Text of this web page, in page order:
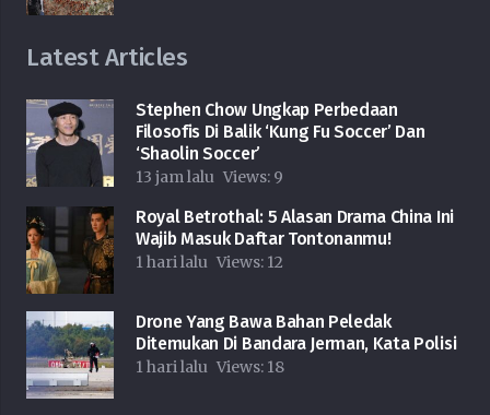
Latest Articles
Stephen Chow Ungkap Perbedaan
Filosofis Di Balik ‘Kung Fu Soccer’ Dan
‘Shaolin Soccer’
13 jam lalu Views: 9
Royal Betrothal: 5 Alasan Drama China Ini
Wajib Masuk Daftar Tontonanmu!
1 hari lalu Views: 12
Drone Yang Bawa Bahan Peledak
Ditemukan Di Bandara Jerman, Kata Polisi
1 hari lalu Views: 18